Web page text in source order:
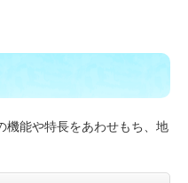
機能や特長をあわせもち、地